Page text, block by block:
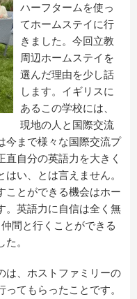
ハーフタームを使っ
てホームステイに行
きました。今回立教
周辺ホームステイを
選んだ理由を少し話
します。イギリスに
あるこの学校には、
現地の人と国際交流
今まで様々な国際交流プ
直自分の英語力を大きく
い、とは言えません。
ことができる機会はホー
。英語力に自信は全く無
間と行くことができる
。
、ホストファミリーの
てもらったことです。